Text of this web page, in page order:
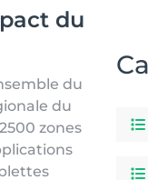
du
du
du
zones